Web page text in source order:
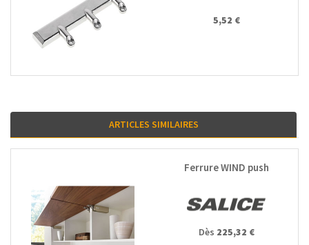
5,52 €
ARTICLES SIMILAIRES
Ferrure WIND push
Dès 225,32 €